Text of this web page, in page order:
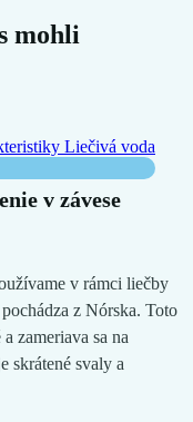
mohli
v závese
v rámci liečby
z Nórska. Toto
zameriava sa na
skrátené svaly a
Liečivá voda